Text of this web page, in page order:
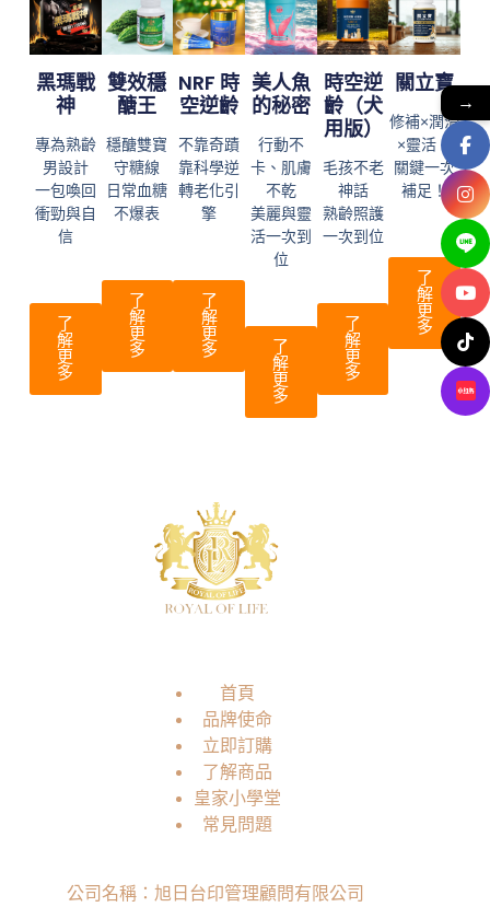
黑瑪戰
神
專為熟齡
男設計
一包喚回
衝勁與自
信
了
解
更
多
雙效穩
醣王
穩醣雙寶
守糖線
日常血糖
不爆表
了
解
更
多
NRF 時
空逆齡
不靠奇蹟
靠科學逆
轉老化引
擎
了
解
更
多
美人魚
的秘密
行動不
卡、肌膚
不乾
美麗與靈
活一次到
位
了
解
更
多
時空逆
齡（犬
用版）
毛孩不老
神話
熟齡照護
一次到位
了
解
更
多
關立寶
修補×潤滑
×靈活，
關鍵一次
補足！
了
解
更
多
首頁
品牌使命
立即訂購
了解商品
皇家小學堂
常見問題
公司名稱：旭日台印管理顧問有限公司
→